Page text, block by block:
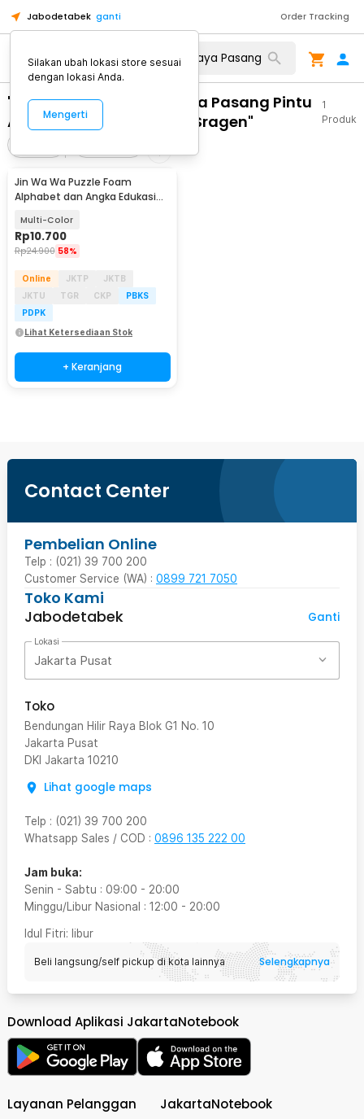
Jabodetabek ganti Order Tracking
"WA 0859 3970 0884 Biaya Pasang Pintu
Aluminium Ram Tangen Sragen"
1
Produk
Jin Wa Wa Puzzle Foam
Alphabet dan Angka Edukasi
Multi-Color
Rp10.700
Rp24.900 58%
Online JKTP
JKTB
JKTU
TGR CKP
PBKS
PDPK
Lihat Ketersediaan Stok
+ Keranjang
Contact Center
Pembelian Online
Telp : (021) 39 700 200
Customer Service (WA) : 0899 721 7050
Toko Kami
Jabodetabek
Ganti
Lokasi
Jakarta Pusat
Toko
Bendungan Hilir Raya Blok G1 No. 10
Jakarta Pusat
DKI Jakarta 10210
Lihat google maps
Telp : (021) 39 700 200
Whatsapp Sales / COD : 0896 135 222 00
Jam buka:
Senin - Sabtu : 09:00 - 20:00
Minggu/Libur Nasional : 12:00 - 20:00
Idul Fitri: libur
Beli langsung/self pickup di kota lainnya Selengkapnya
Download Aplikasi JakartaNotebook
Layanan Pelanggan JakartaNotebook
Silakan ubah lokasi store sesuai
dengan lokasi Anda.
Mengerti